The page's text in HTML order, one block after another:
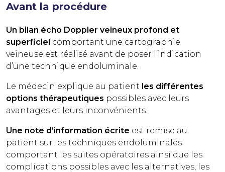
Avant la procédure
Un bilan écho Doppler veineux profond et
superficiel comportant une cartographie
veineuse est réalisé avant de poser l’indication
d’une technique endoluminale.
Le médecin explique au patient les différentes
options thérapeutiques possibles avec leurs
avantages et leurs inconvénients.
Une note d’information écrite est remise au
patient sur les techniques endoluminales
comportant les suites opératoires ainsi que les
complications possibles avec les alternatives, les